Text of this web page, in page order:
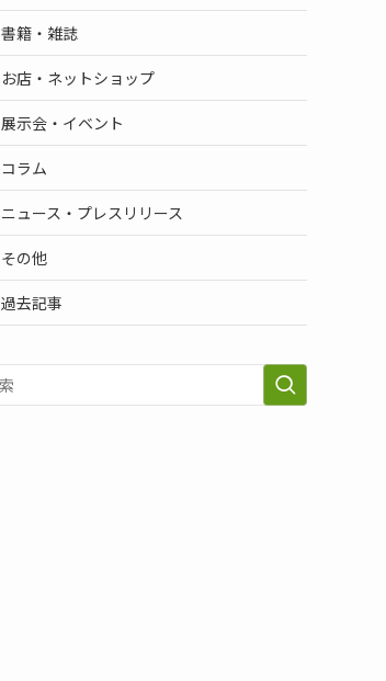
書籍・雑誌
お店・ネットショップ
展示会・イベント
コラム
ニュース・プレスリリース
その他
過去記事